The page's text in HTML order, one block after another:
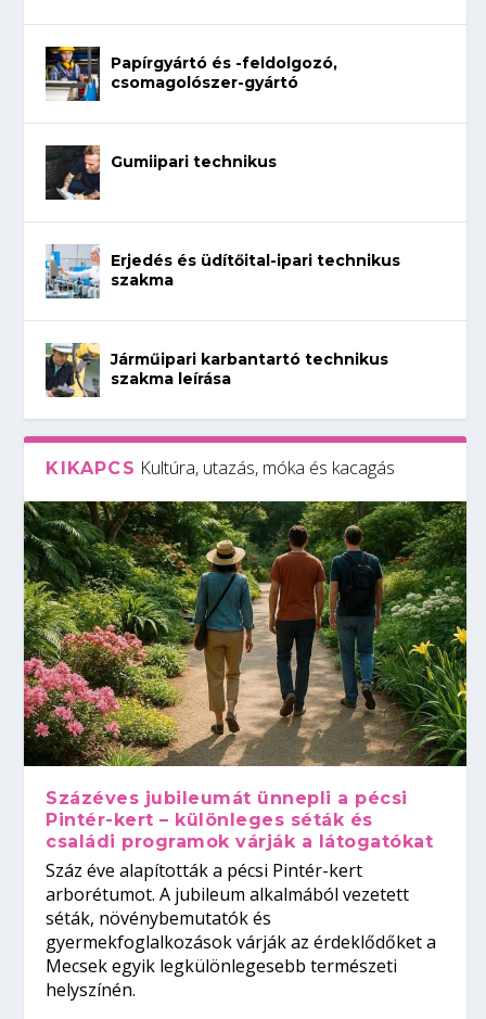
Papírgyártó és -feldolgozó,
csomagolószer-gyártó
Gumiipari technikus
Erjedés és üdítőital-ipari technikus
szakma
Járműipari karbantartó technikus
szakma leírása
KIKAPCS Kultúra, utazás, móka és kacagás
Százéves jubileumát ünnepli a pécsi
Pintér-kert – különleges séták és
családi programok várják a látogatókat
Száz éve alapították a pécsi Pintér-kert
arborétumot. A jubileum alkalmából vezetett
séták, növénybemutatók és
gyermekfoglalkozások várják az érdeklődőket a
Mecsek egyik legkülönlegesebb természeti
helyszínén.